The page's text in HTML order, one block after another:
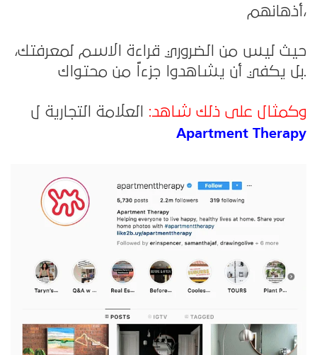
أذهانهم،
حيث ليس من الضروري قراءة الاسم لمعرفتك،
بل يكفي أن يشاهدوا جزءاً من محتواك.
وكمثال على ذلك شاهد: العلامة التجارية ل
Apartment Therapy